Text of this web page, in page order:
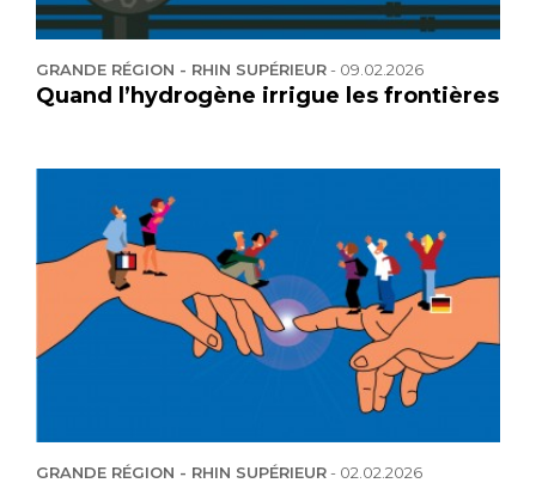
GRANDE RÉGION - RHIN SUPÉRIEUR- 09.02.2026
Quand l’hydrogène irrigue les frontières
GRANDE RÉGION - RHIN SUPÉRIEUR- 02.02.2026